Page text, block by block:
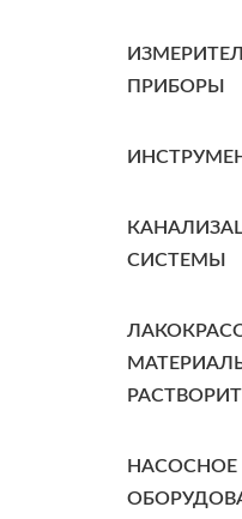
ПРИБОРЫ
СИСТЕМЫ
НАСОСНОЕ